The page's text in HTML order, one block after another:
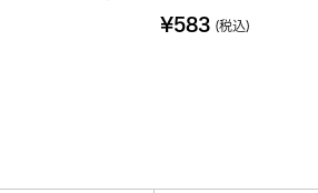
¥583 (税込)